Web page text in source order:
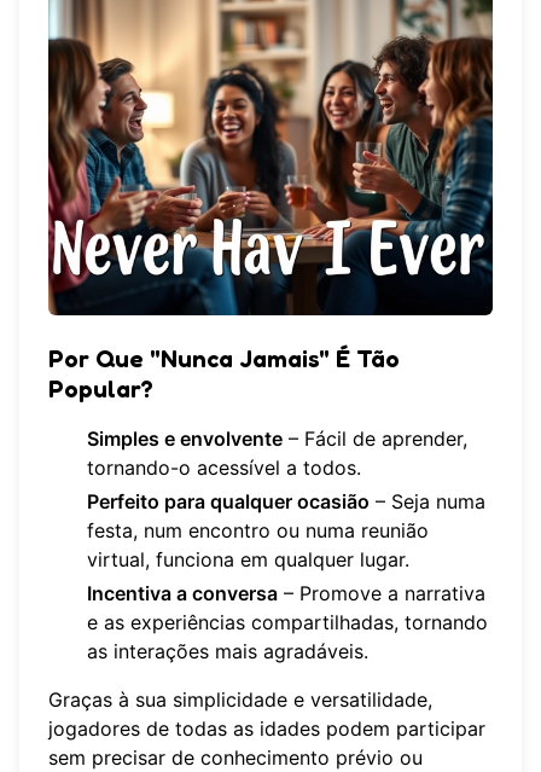
Por Que "Nunca Jamais" É Tão
Popular?
Simples e envolvente – Fácil de aprender,
tornando-o acessível a todos.
Perfeito para qualquer ocasião – Seja numa
festa, num encontro ou numa reunião
virtual, funciona em qualquer lugar.
Incentiva a conversa – Promove a narrativa
e as experiências compartilhadas, tornando
as interações mais agradáveis.
Graças à sua simplicidade e versatilidade,
jogadores de todas as idades podem participar
sem precisar de conhecimento prévio ou